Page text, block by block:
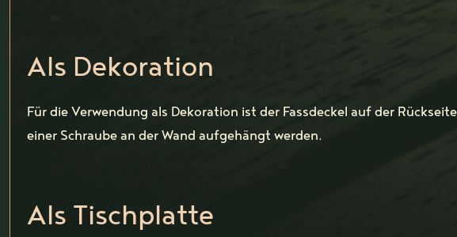
Als Dekoration
Für die Verwendung als Dekoration ist der Fassdeckel auf der
einer Schraube an der Wand aufgehängt werden.
Als Tischplatte